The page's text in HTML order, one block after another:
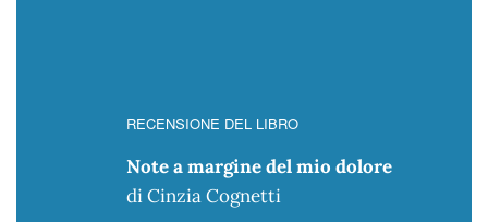
RECENSIONE DEL LIBRO
Note a margine del mio dolore
di Cinzia Cognetti